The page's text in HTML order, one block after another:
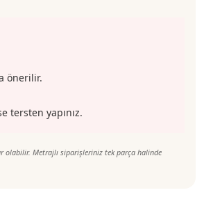
önerilir.
tersten yapınız.
olabilir. Metrajlı siparişleriniz tek parça halinde